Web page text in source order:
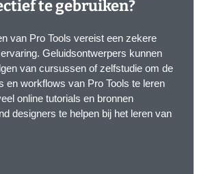
te gebruiken?
van Pro Tools vereist een zekere
Geluidsontwerpers kunnen
van cursussen of zelfstudie om de
en workflows van Pro Tools te leren
online tutorials en bronnen
designers te helpen bij het leren van